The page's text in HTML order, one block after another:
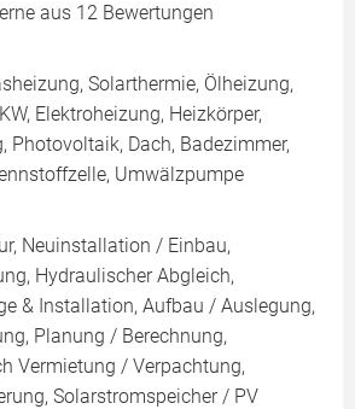
aus 12 Bewertungen
Solarthermie, Ölheizung,
Elektroheizung, Heizkörper,
Photovoltaik, Dach, Badezimmer,
Umwälzpumpe
Neuinstallation / Einbau,
Hydraulischer Abgleich,
& Installation, Aufbau / Auslegung,
Planung / Berechnung,
Vermietung / Verpachtung,
Solarstromspeicher / PV